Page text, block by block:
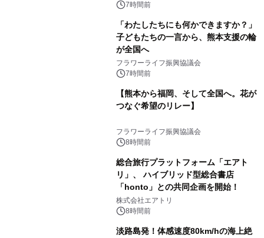
7時間前
「わたしたちにも何かできますか？」
子どもたちの一言から、熊本支援の輪
が全国へ
フラワーライフ振興協議会
7時間前
【熊本から福岡、そして全国へ。花が
つなぐ希望のリレー】
フラワーライフ振興協議会
8時間前
総合旅行プラットフォーム「エアト
リ」、 ハイブリッド型総合書店
「honto」との共同企画を開始！
株式会社エアトリ
8時間前
淡路島発！体感速度80km/hの海上絶